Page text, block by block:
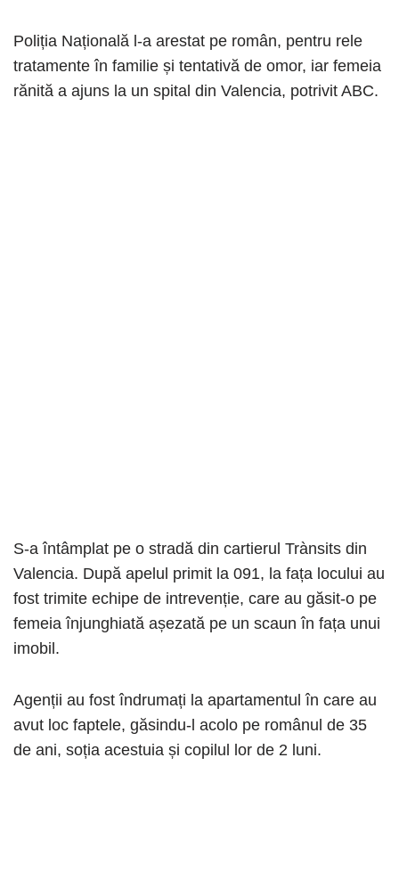
Poliția Națională l-a arestat pe român, pentru rele
tratamente în familie și tentativă de omor, iar femeia
rănită a ajuns la un spital din Valencia, potrivit ABC.
S-a întâmplat pe o stradă din cartierul Trànsits din
Valencia. După apelul primit la 091, la fața locului au
fost trimite echipe de intrevenție, care au găsit-o pe
femeia înjunghiată așezată pe un scaun în fața unui
imobil.
Agenții au fost îndrumați la apartamentul în care au
avut loc faptele, găsindu-l acolo pe românul de 35
de ani, soția acestuia și copilul lor de 2 luni.